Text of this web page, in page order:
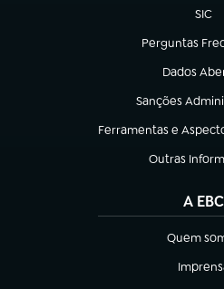
SIC
(abre
Perguntas
(abre em nova
Dados
(abre em
Sanções
(abre em nova
Ferramentas e
(abre em nova aba)
Outras
(abre em
A EBC
Quem
(abre em
(abre